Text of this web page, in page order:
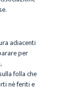
adiacenti
per
folla che
nè feriti e